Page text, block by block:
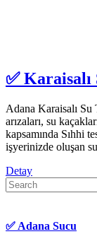
✅ Karaisalı
Adana Karaisalı Su
arızaları, su
kapsamında Sıhhi
işyerinizde oluşan
Detay
✅ Adana Sucu